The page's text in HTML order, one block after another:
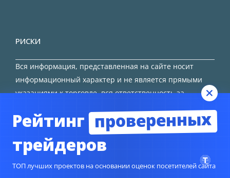
РИСКИ
Вся информация, представленная на сайте носит
информационный характер и не является прямыми
указаниями к торговле, вся ответственность за
Рейтинг проверенных
трейдеров
ТОП лучших проектов на основании оценок посетителей сайта